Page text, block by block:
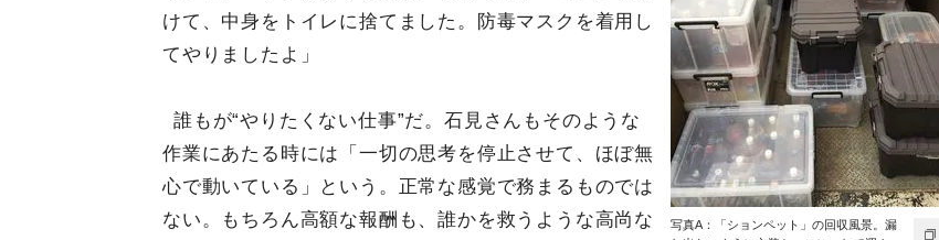
写真A：「ションペット」の回収風景。漏
けて、中身をトイレに捨てました。防毒マスクを着用し
てやりましたよ」
誰もが“やりたくない仕事”だ。石見さんもそのような
作業にあたる時には「一切の思考を停止させて、ほぼ無
心で動いている」という。正常な感覚で務まるものでは
ない。もちろん高額な報酬も、誰かを救うような高尚な